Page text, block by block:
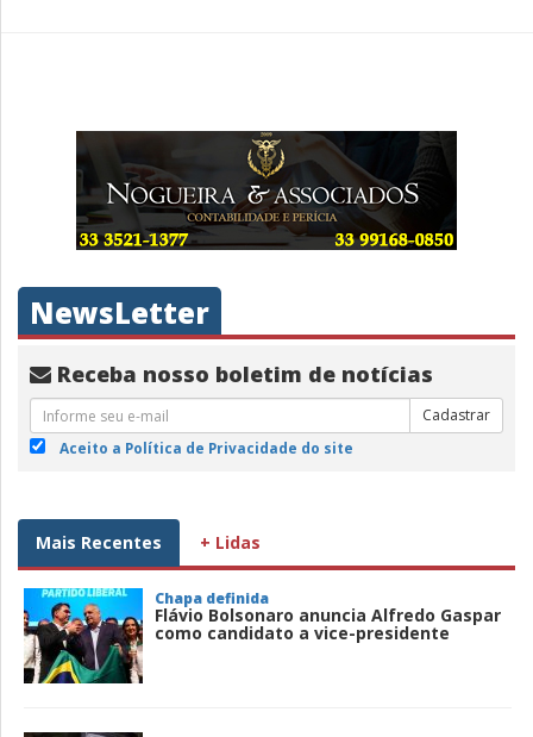
NewsLetter
Receba nosso boletim de notícias
Cadastrar
Aceito a Política de Privacidade do site
Mais Recentes + Lidas
Chapa definida
Flávio Bolsonaro anuncia Alfredo Gaspar
como candidato a vice-presidente